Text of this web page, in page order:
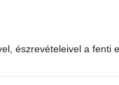
észrevételeivel a fenti